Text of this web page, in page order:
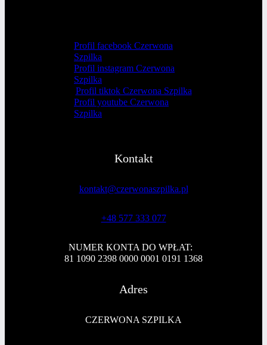
Profil facebook Czerwona
Szpilka
Profil instagram Czerwona
Szpilka
Profil tiktok Czerwona Szpilka
Profil youtube Czerwona
Szpilka
Kontakt
kontakt@czerwonaszpilka.pl
+48 577 333 077
NUMER KONTA DO WPŁAT:
81 1090 2398 0000 0001 0191 1368
Adres
CZERWONA SZPILKA